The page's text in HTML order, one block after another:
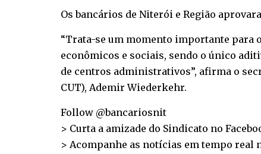
Os bancários de Niterói e Região
“Trata-se um momento importante para
econômicos e sociais, sendo o único
de centros administrativos”, afirma o
CUT), Ademir Wiederkehr.
Follow @bancariosnit
> Curta a amizade do Sindicato no
> Acompanhe as notícias em tempo real